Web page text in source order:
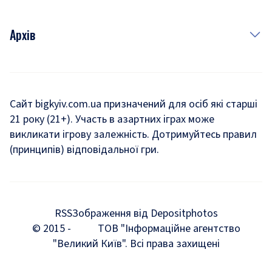
Архів
Комуналка
Хроніки війни
Мегаполіс
Київщина
Сайт bigkyiv.com.ua призначений для осіб які старші
21 року (21+). Участь в азартних іграх може
викликати ігрову залежність. Дотримуйтесь правил
(принципів) відповідальної гри.
RSSЗображення від Depositphotos
© 2015 -
ТОВ "Інформаційне агентство
"Великий Київ". Всі права захищені